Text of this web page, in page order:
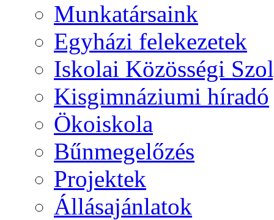
Munkatársaink
Egyházi felekezetek
Iskolai Közösségi
Kisgimnáziumi híradó
Ökoiskola
Bűnmegelőzés
Projektek
Állásajánlatok